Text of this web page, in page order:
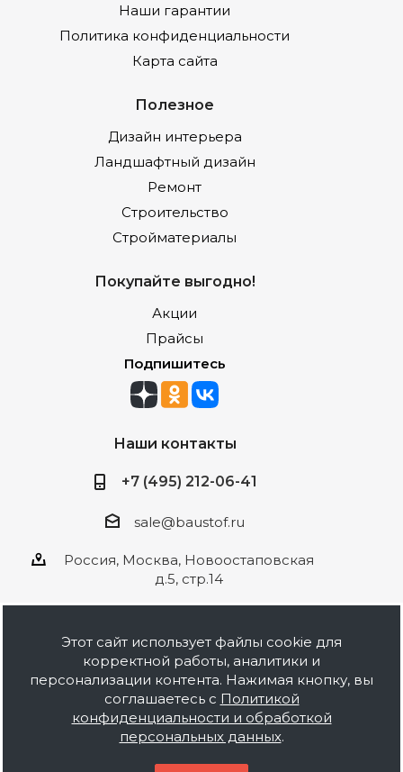
Наши гарантии
Политика конфиденциальности
Карта сайта
Полезное
Дизайн интерьера
Ландшафтный дизайн
Ремонт
Строительство
Стройматериалы
Покупайте выгодно!
Акции
Прайсы
Подпишитесь
Наши контакты
+7 (495) 212-06-41
sale@baustof.ru
Россия, Москва, Новоостаповская
д.5, стр.14
2026 © ООО Баустов. Собственное
производство лакокрасочной продукции,
оптовая и розничная продажа строительных
материалов, комплектация объектов под ключ.
Информация на сайте носит ознакомительный
характер и не является публичной офертой.
Этот сайт использует файлы cookie для
корректной работы, аналитики и
персонализации контента. Нажимая кнопку, вы
соглашаетесь с Политикой
конфиденциальности и обработкой
персональных данных.